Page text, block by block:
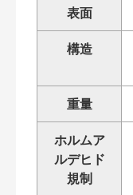
表面
構造
重量
ホルムア
ルデヒド
規制